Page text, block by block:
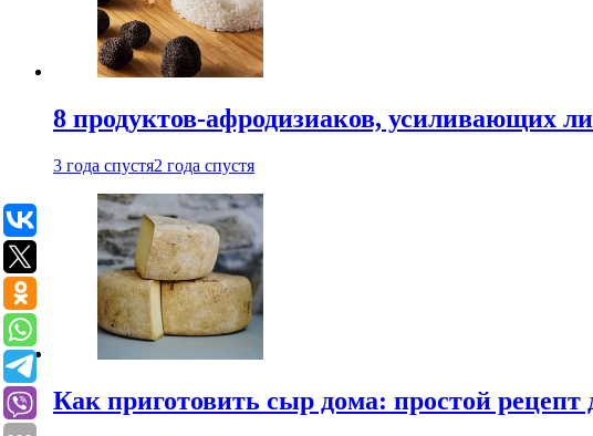
8 продуктов-афродизиаков, усиливающих
3 года спустя2 года спустя
Как приготовить сыр дома: простой